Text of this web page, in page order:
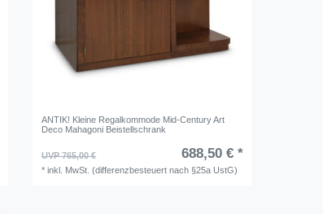
ANTIK! Kleine Regalkommode Mid-Century Art
Deco Mahagoni Beistellschrank
UVP 765,00 € 688,50 € *
*inkl. MwSt. (differenzbesteuert nach §25a UstG)